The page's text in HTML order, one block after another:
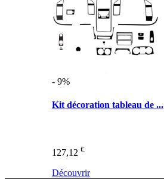
- 9%
Kit décoration tableau de ...
127,12 €
Découvrir